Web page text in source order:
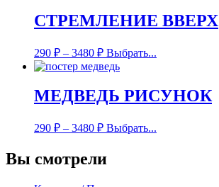
СТРЕМЛЕНИЕ ВВЕРХ
290 ₽ – 3480 ₽ Выбрать...
МЕДВЕДЬ РИСУНОК
290 ₽ – 3480 ₽ Выбрать...
Вы смотрели